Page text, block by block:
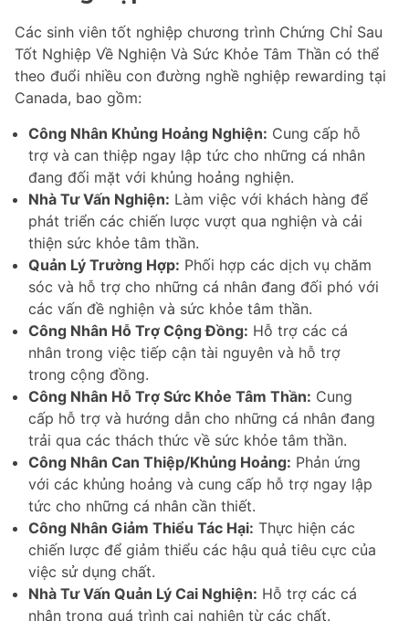
Các sinh viên tốt nghiệp chương trình Chứng Chỉ Sau
Tốt Nghiệp Về Nghiện Và Sức Khỏe Tâm Thần có thể
theo đuổi nhiều con đường nghề nghiệp rewarding tại
Canada, bao gồm:
Công Nhân Khủng Hoảng Nghiện: Cung cấp hỗ
trợ và can thiệp ngay lập tức cho những cá nhân
đang đối mặt với khủng hoảng nghiện.
Nhà Tư Vấn Nghiện: Làm việc với khách hàng để
phát triển các chiến lược vượt qua nghiện và cải
thiện sức khỏe tâm thần.
Quản Lý Trường Hợp: Phối hợp các dịch vụ chăm
sóc và hỗ trợ cho những cá nhân đang đối phó với
các vấn đề nghiện và sức khỏe tâm thần.
Công Nhân Hỗ Trợ Cộng Đồng: Hỗ trợ các cá
nhân trong việc tiếp cận tài nguyên và hỗ trợ
trong cộng đồng.
Công Nhân Hỗ Trợ Sức Khỏe Tâm Thần: Cung
cấp hỗ trợ và hướng dẫn cho những cá nhân đang
trải qua các thách thức về sức khỏe tâm thần.
Công Nhân Can Thiệp/Khủng Hoảng: Phản ứng
với các khủng hoảng và cung cấp hỗ trợ ngay lập
tức cho những cá nhân cần thiết.
Công Nhân Giảm Thiểu Tác Hại: Thực hiện các
chiến lược để giảm thiểu các hậu quả tiêu cực của
việc sử dụng chất.
Nhà Tư Vấn Quản Lý Cai Nghiện: Hỗ trợ các cá
nhân trong quá trình cai nghiện từ các chất.